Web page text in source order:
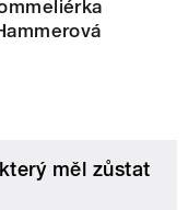
měl zůstat